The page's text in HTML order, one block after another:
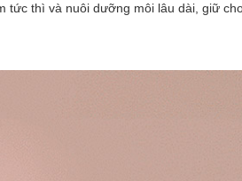
thì và nuôi dưỡng môi lâu dài, giữ